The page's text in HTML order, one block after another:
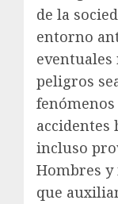
de la
entorno
eventuales
peligros
accidentes
incluso
Hombres
que